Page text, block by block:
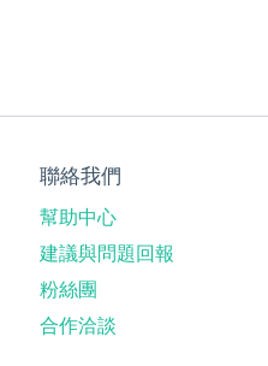
聯絡我們
幫助中心
建議與問題回報
粉絲團
合作洽談